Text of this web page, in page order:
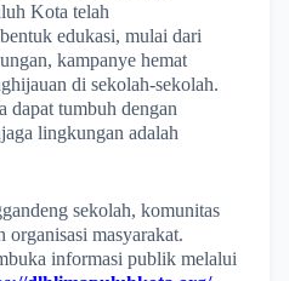
Kota telah
edukasi, mulai dari
kampanye hemat
di sekolah-sekolah.
dapat tumbuh dengan
lingkungan adalah
sekolah, komunitas
organisasi masyarakat.
informasi publik melalui